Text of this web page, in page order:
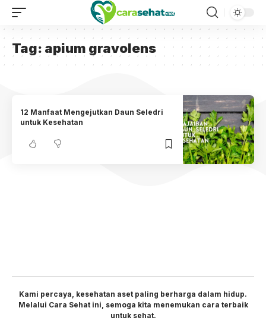
Tag: apium gravolens
12 Manfaat Mengejutkan Daun Seledri
untuk Kesehatan
Kami percaya, kesehatan aset paling berharga dalam hidup.
Melalui Cara Sehat ini, semoga kita menemukan cara terbaik
untuk sehat.